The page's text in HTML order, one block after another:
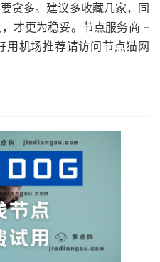
贪多。建议多收藏几家，同
才更为稳妥。节点服务商 –
用机场推荐请访问节点猫网